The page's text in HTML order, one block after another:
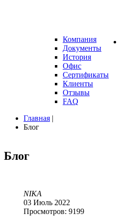
Компания
Документы
История
Офис
Сертификаты
Клиенты
Отзывы
FAQ
Главная |
Блог
Блог
NIKA
03 Июль 2022
Просмотров: 9199